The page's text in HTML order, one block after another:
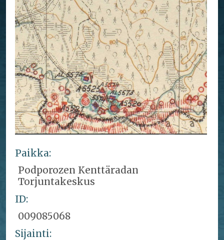
Paikka:
Podporozen Kenttäradan
Torjuntakeskus
ID:
009085068
Sijainti: